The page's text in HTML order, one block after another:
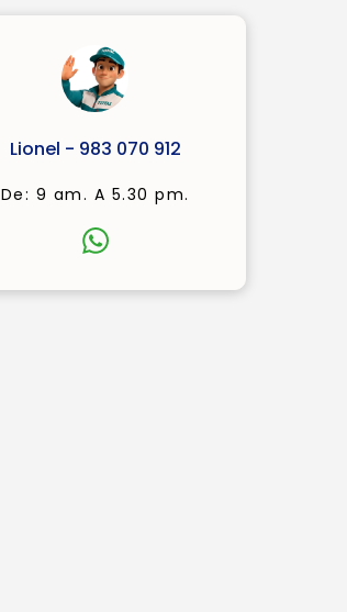
Lionel - 983 070 912
De: 9 am. A 5.30 pm.